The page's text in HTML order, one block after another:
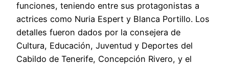
funciones, teniendo entre sus protagonistas a
actrices como Nuria Espert y Blanca Portillo. Los
detalles fueron dados por la consejera de
Cultura, Educación, Juventud y Deportes del
Cabildo de Tenerife, Concepción Rivero, y el